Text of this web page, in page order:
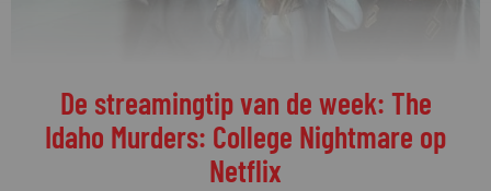
De streamingtip van de week: The
Idaho Murders: College Nightmare op
Netflix